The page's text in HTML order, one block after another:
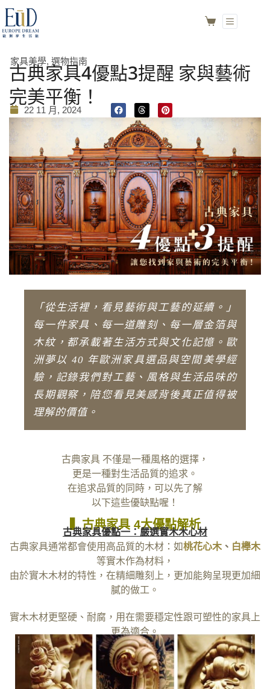
家具美學, 選物指南
古典家具4優點3提醒 家與藝術
完美平衡！
22 11 月, 2024
「從生活裡，看見藝術與工藝的延續。」
每一件家具、每一道雕刻、每一層金箔與
木紋，都承載著生活方式與文化記憶。歐
洲夢以 40 年歐洲家具選品與空間美學經
驗，記錄我們對工藝、風格與生活品味的
長期觀察，陪您看見美感背後真正值得被
理解的價值。
古典家具 不僅是一種風格的選擇，
更是一種對生活品質的追求。
在追求品質的同時，可以先了解
以下這些優缺點喔！
▍古典家具 4大優點解析
古典家具優點一：嚴選實木木心材
古典家具通常都會使用高品質的木材：如桃花心木、 白櫸木
等實木作為材料，
由於實木木材的特性，在精細雕刻上，更加能夠呈現更加細
膩的做工。
實木木材更堅硬、耐腐，用在需要穩定性跟可塑性的家具上
更為適合。